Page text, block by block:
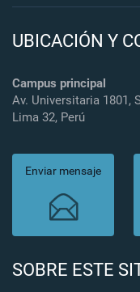
UBICACIÓN Y
Campus principal
Av. Universitaria 1801,
Lima 32, Perú
Enviar mensaje
SOBRE ESTE